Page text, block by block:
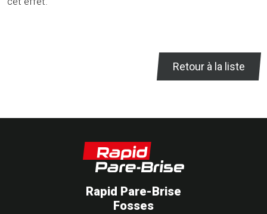
Retour à la liste
Rapid Pare-Brise
Fosses